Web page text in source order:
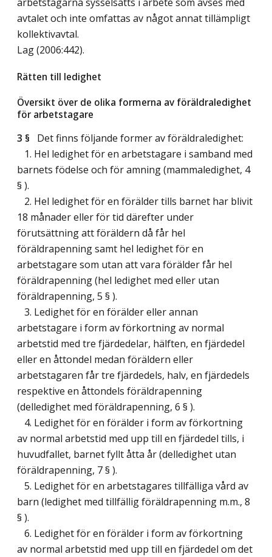
avtalet och inte omfattas av något annat tillämpligt
kollektivavtal.
Lag (2006:442).
Rätten till ledighet
Översikt över de olika formerna av föräldraledighet
för arbetstagare
3 § Det finns följande former av föräldraledighet:
1. Hel ledighet för en arbetstagare i samband med
barnets födelse och för amning (mammaledighet, 4
§ ).
2. Hel ledighet för en förälder tills barnet har blivit
18 månader eller för tid därefter under
förutsättning att föräldern då får hel
föräldrapenning samt hel ledighet för en
arbetstagare som utan att vara förälder får hel
föräldrapenning (hel ledighet med eller utan
föräldrapenning, 5 § ).
3. Ledighet för en förälder eller annan
arbetstagare i form av förkortning av normal
arbetstid med tre fjärdedelar, hälften, en fjärdedel
eller en åttondel medan föräldern eller
arbetstagaren får tre fjärdedels, halv, en fjärdedels
respektive en åttondels föräldrapenning
(delledighet med föräldrapenning, 6 § ).
4. Ledighet för en förälder i form av förkortning
av normal arbetstid med upp till en fjärdedel tills, i
huvudfallet, barnet fyllt åtta år (delledighet utan
föräldrapenning, 7 § ).
5. Ledighet för en arbetstagares tillfälliga vård av
barn (ledighet med tillfällig föräldrapenning m.m., 8
§ ).
6. Ledighet för en förälder i form av förkortning
av normal arbetstid med upp till en fjärdedel om det